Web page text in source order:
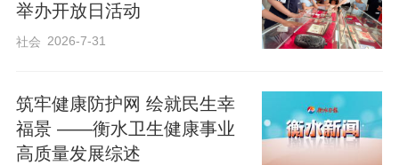
举办开放日活动
社会 2026-7-31
筑牢健康防护网 绘就民生幸
福景 ——衡水卫生健康事业
高质量发展综述